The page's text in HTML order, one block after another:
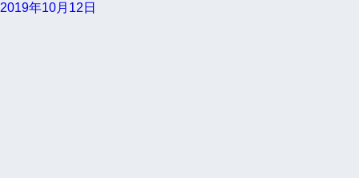
2019年10月12日